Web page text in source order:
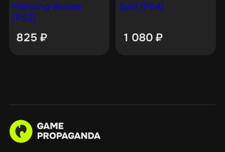
Mahjong Woods
[PS5]
825 ₽
Split [PS4]
1 080 ₽